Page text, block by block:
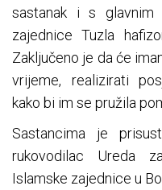
sastanak i s glavnim
zajednice Tuzla
Zaključeno je da će
vrijeme, realizirati
kako bi im se pružila
Sastancima je
rukovodilac Ureda
Islamske zajednice u